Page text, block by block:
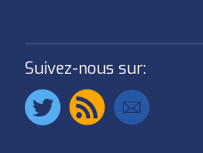
Suivez-nous sur: